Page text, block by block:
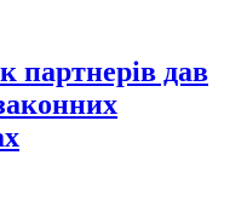
партнерів дав